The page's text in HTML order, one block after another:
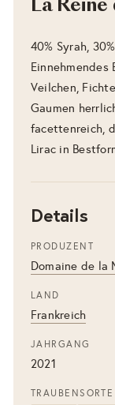
La Reine
40% Syrah,
Einnehmendes
Veilchen,
Gaumen
facettenreich,
Lirac in
Details
PRODUZENT
Domaine de la
LAND
Frankreich
JAHRGANG
2021
TRAUBENSORTE